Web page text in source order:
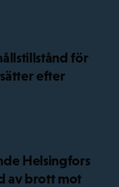
för
efter
Helsingfors
av brott mot